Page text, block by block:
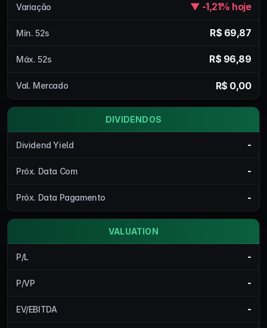
Variação ▼ -1,21% hoje
Mín. 52s R$ 69,87
Máx. 52s R$ 96,89
Val. Mercado R$ 0,00
DIVIDENDOS
Dividend Yield -
Próx. Data Com -
Próx. Data Pagamento -
VALUATION
P/L -
P/VP -
EV/EBITDA -